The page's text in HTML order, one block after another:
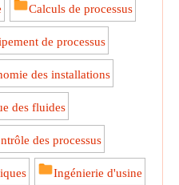
Calculs de processus
de processus
des installations
des fluides
des processus
Ingénierie d'usine